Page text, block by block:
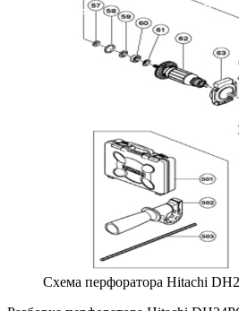
Схема перфоратора Hitachi